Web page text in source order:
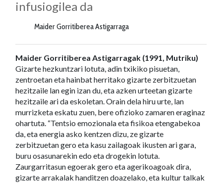
infusiogilea da
Maider Gorritiberea Astigarraga
Maider Gorritiberea Astigarragak (1991, Mutriku)
Gizarte hezkuntzari lotuta, adin txikiko pisuetan,
zentroetan eta hainbat herritako gizarte zerbitzuetan
hezitzaile lan egin izan du, eta azken urteetan gizarte
hezitzaile ari da eskoletan. Orain dela hiru urte, lan
murrizketa eskatu zuen, bere ofizioko zamaren eraginaz
ohartuta. “Tentsio emozionala eta fisikoa etengabekoa
da, eta energia asko kentzen dizu, ze gizarte
zerbitzuetan gero eta kasu zailagoak ikusten ari gara,
buru osasunarekin edo eta drogekin lotuta.
Zaurgarritasun egoerak gero eta agerikoagoak dira,
gizarte arrakalak handitzen doazelako, eta kultur talkak